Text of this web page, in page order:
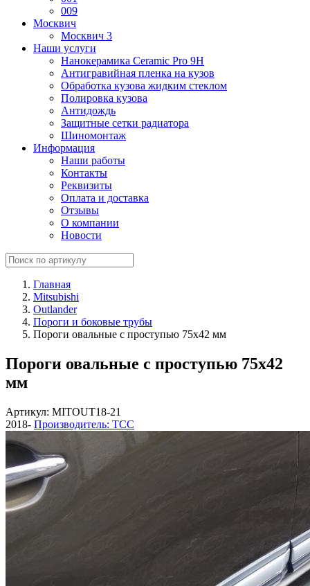
009
Москвич
Москвич 3
Наши услуги
Нанокерамика Ceramic Pro 9H
Антигравийная пленка на кузов
Обработка кузова жидким стеклом
Полировка кузова
Антидождь
Защитные сетки радиатора
Шиномонтаж
Информация
Наши работы
Контакты
Реквизиты
Оплата и доставка
Отзывы
О компании
Новости
Главная
Mitsubishi
Outlander
Пороги и боковые трубы
Пороги овальные с проступью 75х42 мм
Пороги овальные с проступью 75х42
мм
Артикул: MITOUT18-21
2018- Производитель: ТСС